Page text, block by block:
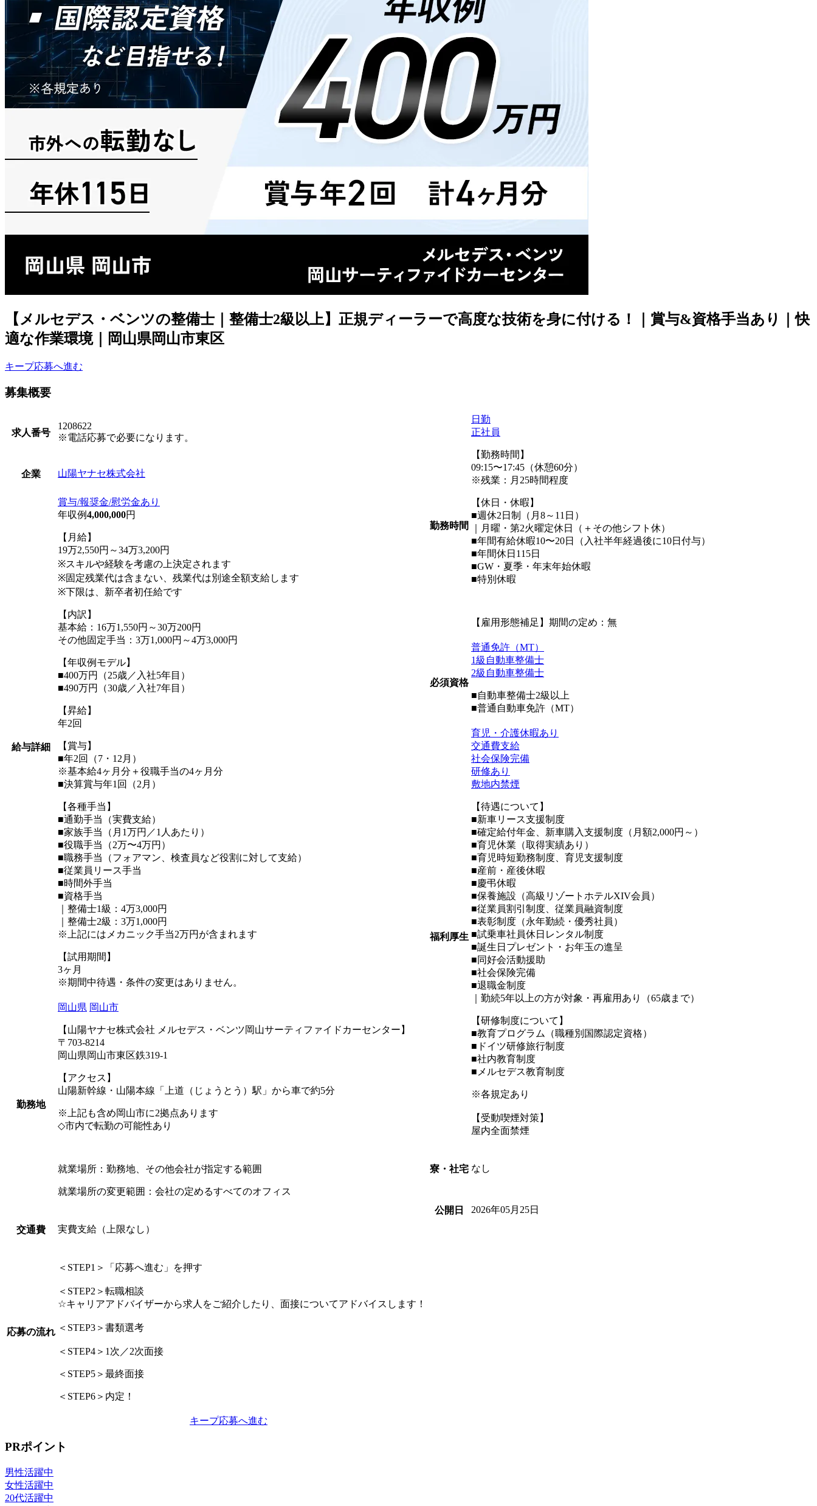
【メルセデス・ベンツの整備士｜整備士2級以上】正規ディーラーで高度な技術を身に付ける！｜賞与&資格手当あり｜快
適な作業環境｜岡山県岡山市東区
キープ応募へ進む
募集概要
求人番号
1208622
※電話応募で必要になります。
企業 山陽ヤナセ株式会社
給与詳細
賞与/報奨金/慰労金あり
年収例4,000,000円
【月給】
19万2,550円～34万3,200円
※スキルや経験を考慮の上決定されます
※固定残業代は含まない、残業代は別途全額支給します
※下限は、新卒者初任給です
【内訳】
基本給：16万1,550円～30万200円
その他固定手当：3万1,000円～4万3,000円
【年収例モデル】
■400万円（25歳／入社5年目）
■490万円（30歳／入社7年目）
【昇給】
年2回
【賞与】
■年2回（7・12月）
※基本給4ヶ月分＋役職手当の4ヶ月分
■決算賞与年1回（2月）
【各種手当】
■通勤手当（実費支給）
■家族手当（月1万円／1人あたり）
■役職手当（2万〜4万円）
■職務手当（フォアマン、検査員など役割に対して支給）
■従業員リース手当
■時間外手当
■資格手当
｜整備士1級：4万3,000円
｜整備士2級：3万1,000円
※上記にはメカニック手当2万円が含まれます
【試用期間】
3ヶ月
※期間中待遇・条件の変更はありません。
勤務地
岡山県 岡山市
【山陽ヤナセ株式会社 メルセデス・ベンツ岡山サーティファイドカーセンター】
〒703-8214
岡山県岡山市東区鉄319-1
【アクセス】
山陽新幹線・山陽本線「上道（じょうとう）駅」から車で約5分
※上記も含め岡山市に2拠点あります
◇市内で転勤の可能性あり
就業場所：勤務地、その他会社が指定する範囲
就業場所の変更範囲：会社の定めるすべてのオフィス
交通費 実費支給（上限なし）
応募の流れ
＜STEP1＞「応募へ進む」を押す
＜STEP2＞転職相談
☆キャリアアドバイザーから求人をご紹介したり、面接についてアドバイスします！
＜STEP3＞書類選考
＜STEP4＞1次／2次面接
＜STEP5＞最終面接
＜STEP6＞内定！
勤務時間
日勤
正社員
【勤務時間】
09:15〜17:45（休憩60分）
※残業：月25時間程度
【休日・休暇】
■週休2日制（月8～11日）
｜月曜・第2火曜定休日（＋その他シフト休）
■年間有給休暇10〜20日（入社半年経過後に10日付与）
■年間休日115日
■GW・夏季・年末年始休暇
■特別休暇
【雇用形態補足】期間の定め：無
必須資格
普通免許（MT）
1級自動車整備士
2級自動車整備士
■自動車整備士2級以上
■普通自動車免許（MT）
福利厚生
育児・介護休暇あり
交通費支給
社会保険完備
研修あり
敷地内禁煙
【待遇について】
■新車リース支援制度
■確定給付年金、新車購入支援制度（月額2,000円～）
■育児休業（取得実績あり）
■育児時短勤務制度、育児支援制度
■産前・産後休暇
■慶弔休暇
■保養施設（高級リゾートホテルXIV会員）
■従業員割引制度、従業員融資制度
■表彰制度（永年勤続・優秀社員）
■試乗車社員休日レンタル制度
■誕生日プレゼント・お年玉の進呈
■同好会活動援助
■社会保険完備
■退職金制度
｜勤続5年以上の方が対象・再雇用あり（65歳まで）
【研修制度について】
■教育プログラム（職種別国際認定資格）
■ドイツ研修旅行制度
■社内教育制度
■メルセデス教育制度
※各規定あり
【受動喫煙対策】
屋内全面禁煙
寮・社宅 なし
公開日 2026年05月25日
キープ応募へ進む
PRポイント
男性活躍中
女性活躍中
20代活躍中